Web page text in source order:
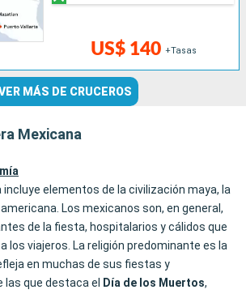
US$ 140 +Tasas
MÁS DE CRUCEROS
Mexicana
incluye elementos de la civilización maya, la
Los mexicanos son, en general,
de la fiesta, hospitalarios y cálidos que
los viajeros. La religión predominante es la
en muchas de sus fiestas y
que destaca el
Día de los Muertos,